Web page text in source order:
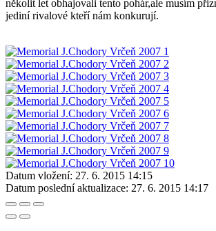
několit let obhajovali tento pohár,ale musím
jediní rivalové kteří nám konkurují.
Datum vložení: 27. 6. 2015 14:15
Datum poslední aktualizace: 27. 6. 2015 14:17